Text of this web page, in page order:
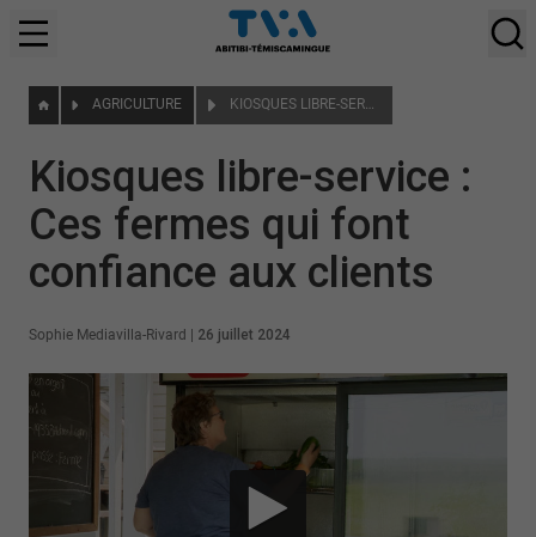
AGRICULTURE KIOSQUES LIBRE-SERVICE : CES FERMES QUI FONT CONFIANCE AUX CLIENTS
Kiosques libre-service :
Ces fermes qui font
confiance aux clients
Sophie Mediavilla-Rivard 26 juillet 2024